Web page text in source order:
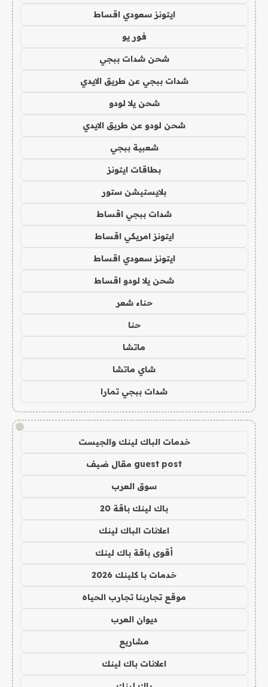
ايتونز سعودي اقساط
فور يو
شحن شدات ببجي
شدات ببجي عن طريق الايدي
شحن يلا لودو
شحن لودو عن طريق الايدي
شعبية ببجي
بطاقات ايتونز
بلايستيشن ستور
شدات ببجي اقساط
ايتونز امريكي اقساط
ايتونز سعودي اقساط
شحن يلا لودو اقساط
حناء شعر
حنا
ماتشا
شاي ماتشا
شدات ببجي تمارا
!
خدمات الباك لينك والجيست
guest post مقال ضيف
سوق العرب
باك لينك باقة 20
اعلانات الباك لينك
أقوى باقة باك لينك
خدمات با كلينك 2026
موقع تجاربنا تجارب الحياه
ديوان العرب
مشاريع
اعلانات باك لينك